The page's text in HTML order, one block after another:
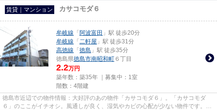
賃貸｜マンション カサコモダ６
牟岐線 「 阿波富田 」駅 徒歩20分
牟岐線 「 二軒屋 」駅 徒歩31分
高徳線 「 徳島 」駅 徒歩35分
徳島県徳島市南昭和町 ６丁目
2.2万円
築年数：築35年 ｜募集中： 1室
階数：4階建
徳島市近辺での物件情報：大好評のあの物件「カサコモダ６」。「カサコモダ
６」のここがイチオシ。風通しが良く、湿気やカビの心配が少ない物件です。家